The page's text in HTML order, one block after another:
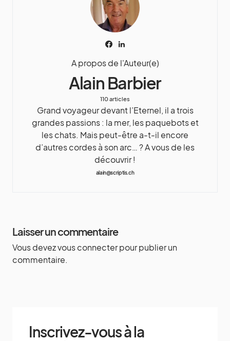
A propos de l'Auteur(e)
Alain Barbier
110 articles
Grand voyageur devant l’Eternel, il a trois
grandes passions : la mer, les paquebots et
les chats. Mais peut-être a-t-il encore
d’autres cordes à son arc… ? A vous de les
découvrir !
alain@scriptis.ch
Laisser un commentaire
Vous devezvous connecterpour publier un
commentaire.
Inscrivez-vous à la